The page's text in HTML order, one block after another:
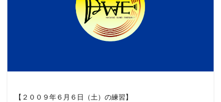
【２００９年６月６日（土）の練習】